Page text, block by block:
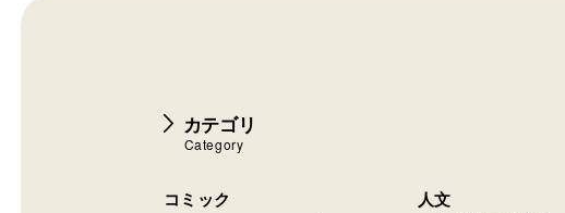
カテゴリ
Category
コミック 人文